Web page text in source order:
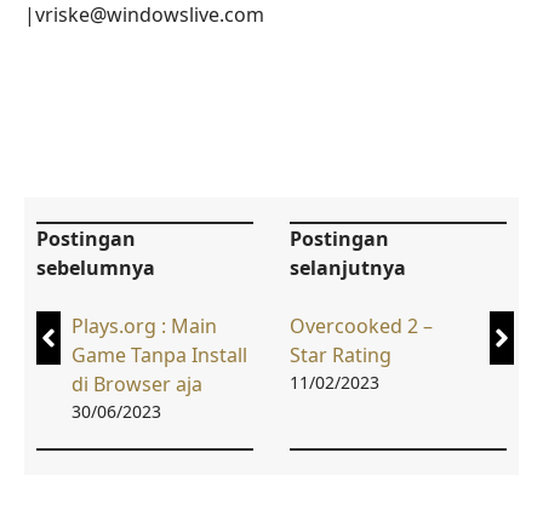
|vriske@windowslive.com
Postingan
sebelumnya
Plays.org : Main
Game Tanpa Install
di Browser aja
30/06/2023
Postingan
selanjutnya
Overcooked 2 –
Star Rating
11/02/2023